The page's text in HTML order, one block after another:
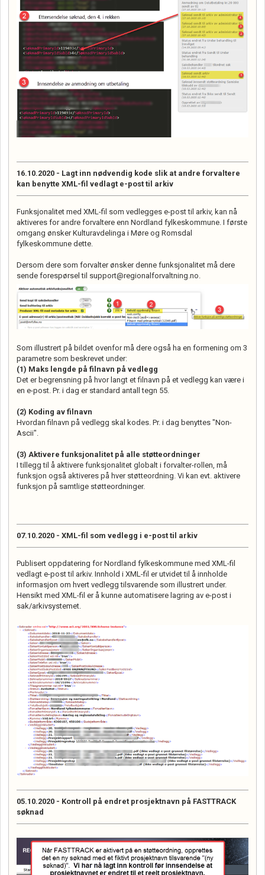
16.10.2020 - Lagt inn nødvendig kode slik at andre forvaltere
kan benytte XML-fil vedlagt e-post til arkiv
Funksjonalitet med XML-fil som vedlegges e-post til arkiv, kan nå
aktiveres for andre forvaltere enn Nordland fylkeskommune. I første
omgang ønsker Kulturavdelinga i Møre og Romsdal
fylkeskommune dette.
Dersom dere som forvalter ønsker denne funksjonalitet må dere
sende forespørsel til support@regionalforvaltning.no.
Som illustrert på bildet ovenfor må dere også ha en formening om 3
parametre som beskrevet under:
(1) Maks lengde på filnavn på vedlegg
Det er begrensning på hvor langt et filnavn på et vedlegg kan være i
en e-post. Pr. i dag er standard antall tegn 55.
(2) Koding av filnavn
Hvordan filnavn på vedlegg skal kodes. Pr. i dag benyttes "Non-
Ascii".
(3) Aktivere funksjonalitet på alle støtteordninger
I tillegg til å aktivere funksjonalitet globalt i forvalter-rollen, må
funksjon også aktiveres på hver støtteordning. Vi kan evt. aktivere
funksjon på samtlige støtteordninger.
07.10.2020 - XML-fil som vedlegg i e-post til arkiv
Publisert oppdatering for Nordland fylkeskommune med XML-fil
vedlagt e-post til arkiv. Innhold i XML-fil er utvidet til å innholde
informasjon om hvert vedlegg tilsvarende som illustrert under.
Hensikt med XML-fil er å kunne automatisere lagring av e-post i
sak/arkivsystemet.
05.10.2020 - Kontroll på endret prosjektnavn på FASTTRACK
søknad